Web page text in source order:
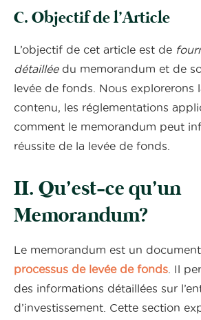
C. Objectif de l’Article
L’objectif de cet article est de
détailléedu memorandum et de
levée de fonds. Nous explorerons
contenu, les réglementations
comment le memorandum peut
réussite de la levée de fonds.
II. Qu’est-ce qu’un
Memorandum?
Le memorandum est un
processus de levée de fonds . Il
des informations détaillées sur
d’investissement. Cette section